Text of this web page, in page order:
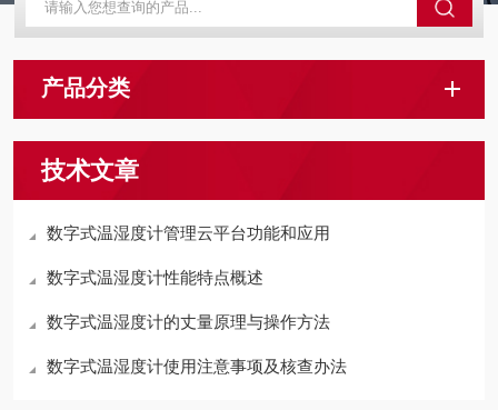
产品分类
技术文章
数字式温湿度计管理云平台功能和应用
数字式温湿度计性能特点概述
数字式温湿度计的丈量原理与操作方法
数字式温湿度计使用注意事项及核查办法